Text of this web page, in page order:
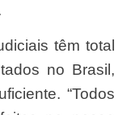
no Brasil,
“Todos